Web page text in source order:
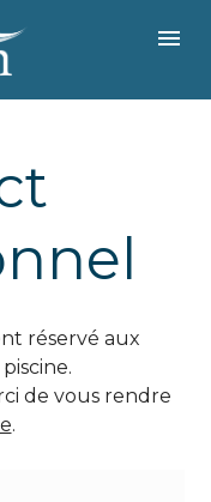
réservé aux
de vous rendre
.